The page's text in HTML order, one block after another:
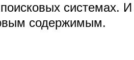
системах.
содержимым.